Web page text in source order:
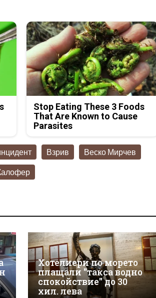
Stop Eating These 3 Foods
That Are Known to Cause
Parasites
Взрив Веско Мирчев
Хотелиери по морето
плащали "такса водно
спокойствие" до 30
хил. лева